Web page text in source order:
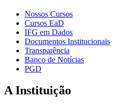
Nossos Cursos
Cursos EaD
IFG em Dados
Documentos Institucionais
Transparência
Banco de Notícias
PGD
A Instituição